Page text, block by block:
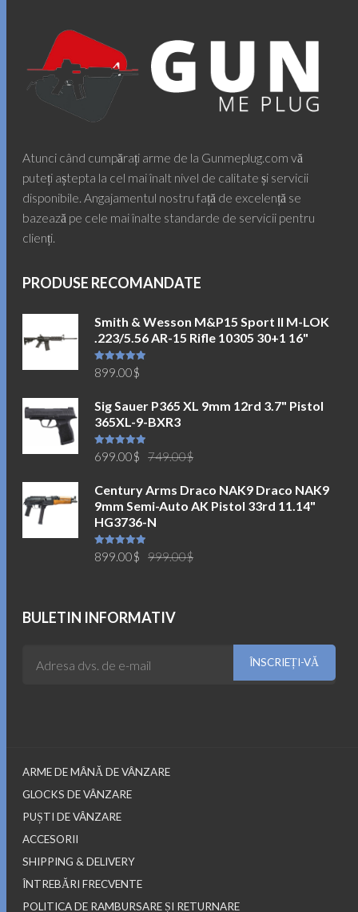
Atunci când cumpărați arme de la Gunmeplug.com vă
puteți aștepta la cel mai înalt nivel de calitate și servicii
disponibile. Angajamentul nostru față de excelență se
bazează pe cele mai înalte standarde de servicii pentru
clienți.
PRODUSE RECOMANDATE
Smith & Wesson M&P15 Sport II M-LOK
.223/5.56 AR-15 Rifle 10305 30+1 16"
Evaluat la
5.00din 5
899.00$
Sig Sauer P365 XL 9mm 12rd 3.7" Pistol
365XL-9-BXR3
Evaluat la
5.00din 5 749.00$
a
fost:
699.00$
este:
699.00$.
Century Arms Draco NAK9 Draco NAK9
9mm Semi-Auto AK Pistol 33rd 11.14"
HG3736-N
Evaluat la
5.00din 5 999.00$
899.00$
BULETIN INFORMATIV
ARME DE MÂNĂ DE VÂNZARE
GLOCKS DE VÂNZARE
PUȘTI DE VÂNZARE
ACCESORII
SHIPPING & DELIVERY
ÎNTREBĂRI FRECVENTE
POLITICA DE RAMBURSARE ȘI RETURNARE